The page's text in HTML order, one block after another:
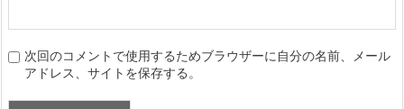
次回のコメントで使用するためブラウザーに自分の名前、メール
アドレス、サイトを保存する。